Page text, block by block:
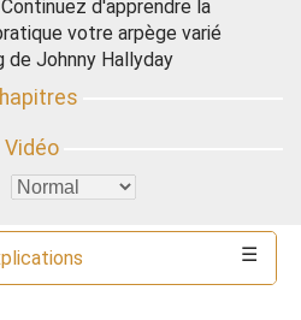
d'apprendre la
votre arpège varié
de Johnny Hallyday